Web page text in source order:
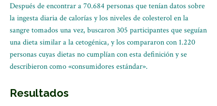
Después de encontrar a 70.684 personas que tenían datos sobre
la ingesta diaria de calorías y los niveles de colesterol en la
sangre tomados una vez, buscaron 305 participantes que seguían
una dieta similar a la cetogénica, y los compararon con 1.220
personas cuyas dietas no cumplían con esta definición y se
describieron como «consumidores estándar».
Resultados